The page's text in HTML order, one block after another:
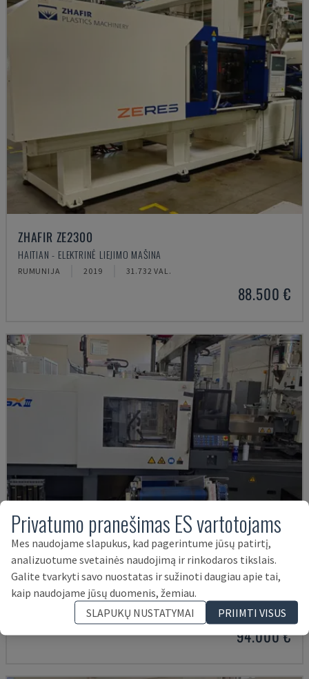
ZHAFIR ZE2300
HAITIAN - ELEKTRINĖ LIEJIMO MAŠINA
RUMUNIJA 2019 31.732 VAL.
88.500 €
EC130SXIII-4A
SHIBAURA - ELEKTRINĖ LIEJIMO MAŠINA
2019 21.000 VAL.
94.000 €
Privatumo pranešimas ES vartotojams
Mes naudojame slapukus, kad pagerintume jūsų patirtį,
analizuotume svetainės naudojimą ir rinkodaros tikslais.
Galite tvarkyti savo nuostatas ir sužinoti daugiau apie tai,
kaip naudojame jūsų duomenis, žemiau.
SLAPUKŲ NUSTATYMAI
PRIIMTI VISUS